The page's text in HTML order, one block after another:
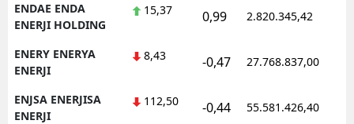
ENDAE ENDA
ENERJI HOLDING
15,37 0,99 2.820.345,42
ENERY ENERYA
ENERJI
8,43 -0,47 27.768.837,00
ENJSA ENERJISA
ENERJI
112,50 -0,44 55.581.426,40